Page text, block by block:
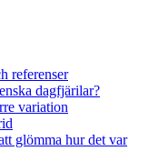
referenser
dagfjärilar?
variation
glömma hur det var